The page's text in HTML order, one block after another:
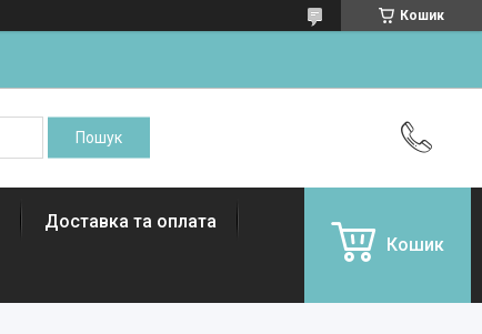
Кошик
Доставка та оплата
Кошик